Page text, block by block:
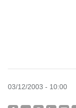
03/12/2003 - 10:00